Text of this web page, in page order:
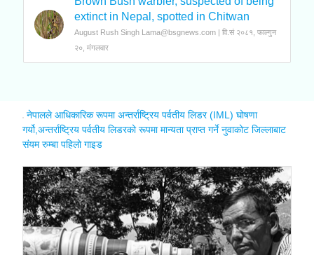
extinct in Nepal, spotted in Chitwan
August Rush Singh Lama@bsgnews.com | वि.सं २०८१, फाल्गुन
२०, मंगलवार
नेपालले आधिकारिक रूपमा अन्तर्राष्ट्रिय पर्वतीय लिडर (IML) घोषणा
गर्यो,अन्तर्राष्ट्रिय पर्वतीय लिडरको रूपमा मान्यता प्राप्त गर्ने नुवाकोट जिल्लाबाट
संयम रुम्बा पहिलो गाइड